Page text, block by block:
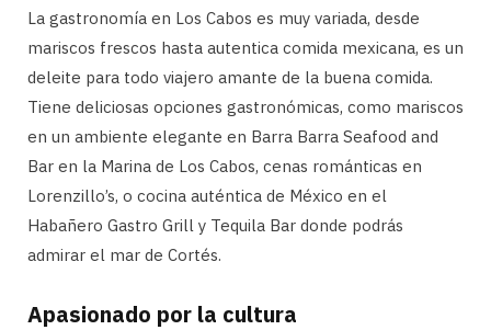
La gastronomía en Los Cabos es muy variada, desde
mariscos frescos hasta autentica comida mexicana, es un
deleite para todo viajero amante de la buena comida.
Tiene deliciosas opciones gastronómicas, como mariscos
en un ambiente elegante en Barra Barra Seafood and
Bar en la Marina de Los Cabos, cenas románticas en
Lorenzillo’s, o cocina auténtica de México en el
Habañero Gastro Grill y Tequila Bar donde podrás
admirar el mar de Cortés.
Apasionado por la cultura